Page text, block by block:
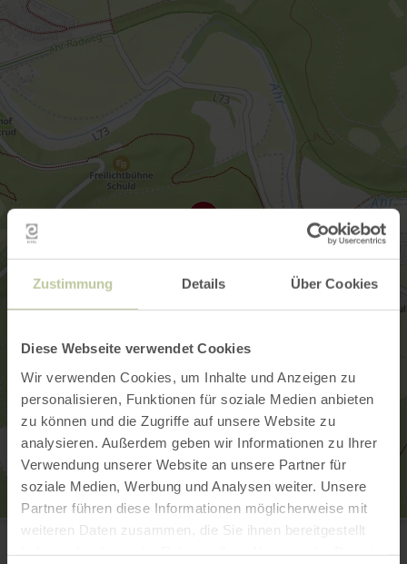
Zustimmung Details Über Cookies
Diese Webseite verwendet Cookies
Wir verwenden Cookies, um Inhalte und Anzeigen zu
personalisieren, Funktionen für soziale Medien anbieten
zu können und die Zugriffe auf unsere Website zu
analysieren. Außerdem geben wir Informationen zu Ihrer
Verwendung unserer Website an unsere Partner für
soziale Medien, Werbung und Analysen weiter. Unsere
Partner führen diese Informationen möglicherweise mit
weiteren Daten zusammen, die Sie ihnen bereitgestellt
Prümer Tor